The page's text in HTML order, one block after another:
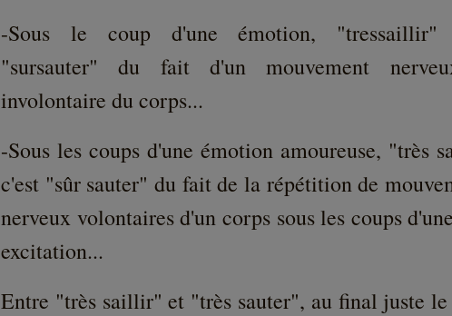
-Sous le coup d'une émotion, "tressaillir"
"sursauter" du fait d'un mouvement
involontaire du corps...
-Sous les coups d'une émotion amoureuse, "très
c'est "sûr sauter" du fait de la répétition de
nerveux volontaires d'un corps sous les coups
excitation...
Entre "très saillir" et "très sauter", au final juste